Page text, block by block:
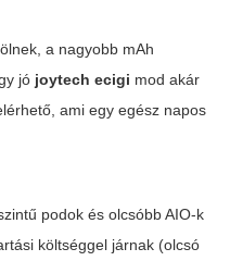
a nagyobb mAh
jó joytech ecigi mod akár
ami egy egész napos
podok és olcsóbb AIO-k
költséggel járnak (olcsó